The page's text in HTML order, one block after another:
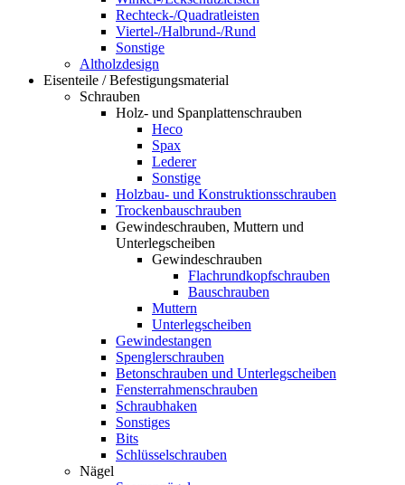
Rechteck-/Quadratleisten
Viertel-/Halbrund-/Rund
Sonstige
Altholzdesign
Eisenteile / Befestigungsmaterial
Schrauben
Holz- und Spanplattenschrauben
Heco
Spax
Lederer
Sonstige
Holzbau- und Konstruktionsschrauben
Trockenbauschrauben
Gewindeschrauben, Muttern und
Unterlegscheiben
Gewindeschrauben
Flachrundkopfschrauben
Bauschrauben
Muttern
Unterlegscheiben
Gewindestangen
Spenglerschrauben
Betonschrauben und Unterlegscheiben
Fensterrahmenschrauben
Schraubhaken
Sonstiges
Bits
Schlüsselschrauben
Nägel